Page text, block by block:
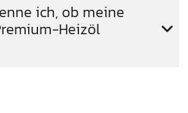
ich, ob meine
Heizöl